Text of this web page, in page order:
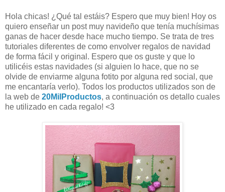
Hola chicas! ¿Qué tal estáis? Espero que muy bien! Hoy os
quiero enseñar un post muy navideño que tenía muchísimas
ganas de hacer desde hace mucho tiempo. Se trata de tres
tutoriales diferentes de como envolver regalos de navidad
de forma fácil y original. Espero que os guste y que lo
utilicéis estas navidades (si alguien lo hace, que no se
olvide de enviarme alguna fotito por alguna red social, que
me encantaría verlo). Todos los productos utilizados son de
la web de 20MilProductos, a continuación os detallo cuales
he utilizado en cada regalo! <3